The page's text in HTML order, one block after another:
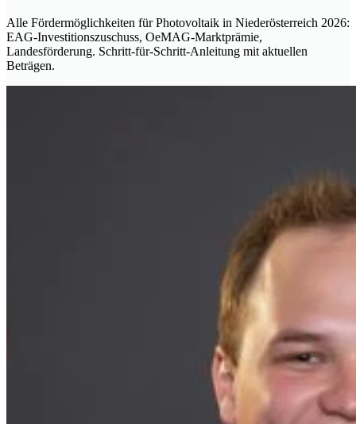
Alle Fördermöglichkeiten für Photovoltaik in Niederösterreich 2026:
EAG-Investitionszuschuss, OeMAG-Marktprämie,
Landesförderung. Schritt-für-Schritt-Anleitung mit aktuellen
Beträgen.